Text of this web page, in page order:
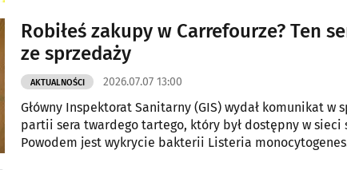
warto pamiętać o kilku zasadach, które pomogą
sprzedawców i klientów.
Robiłeś zakupy w Carrefourze? Ten
ze sprzedaży
AKTUALNOŚCI 2026.07.07 13:00
Główny Inspektorat Sanitarny (GIS) wydał komunikat w
partii sera twardego tartego, który był dostępny w sieci
Powodem jest wykrycie bakterii Listeria